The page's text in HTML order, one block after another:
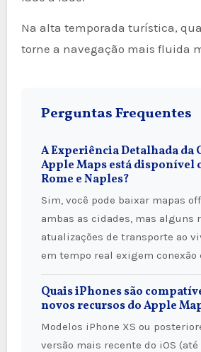
Na alta temporada turística,
torne a navegação mais fluida
Perguntas Frequentes
A Experiência Detalhada da
Apple Maps está disponível
Rome e Naples?
Sim, você pode baixar mapas offline para
ambas as cidades, mas alguns
atualizações de transporte ao
em tempo real exigem conexão
Quais iPhones são
novos recursos do Apple
Modelos iPhone XS ou posteriores com a
versão mais recente do iOS